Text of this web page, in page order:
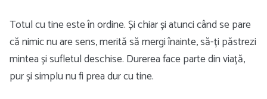
Totul cu tine este în ordine. Și chiar și atunci când se pare
că nimic nu are sens, merită să mergi înainte, să-ți păstrezi
mintea și sufletul deschise. Durerea face parte din viață,
pur și simplu nu fi prea dur cu tine.